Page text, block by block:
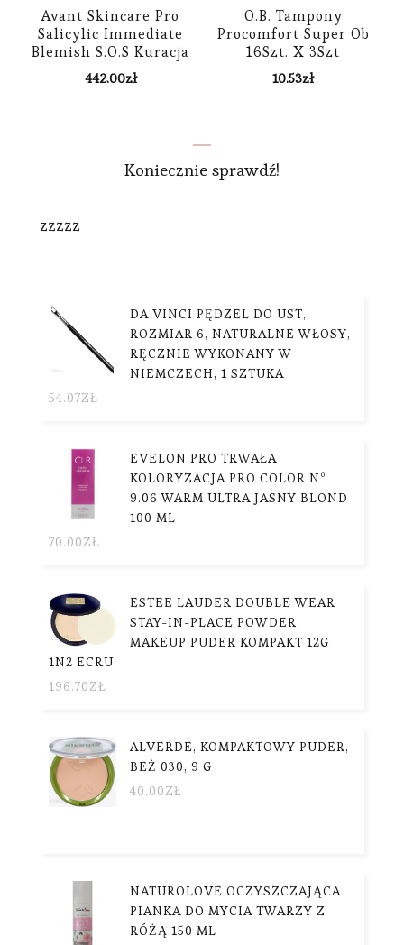
Avant Skincare Pro
Salicylic Immediate
Blemish S.O.S Kuracja
Przebarwień Serum
Nawilżające 15 ml
442.00zł
O.B. Tampony
Procomfort Super Ob
16Szt. X 3Szt
10.53zł
Koniecznie sprawdź!
zzzzz
DA VINCI PĘDZEL DO UST,
ROZMIAR 6, NATURALNE WŁOSY,
RĘCZNIE WYKONANY W
NIEMCZECH, 1 SZTUKA
54.07ZŁ
EVELON PRO TRWAŁA
KOLORYZACJA PRO COLOR Nº
9.06 WARM ULTRA JASNY BLOND
100 ML
70.00ZŁ
ESTEE LAUDER DOUBLE WEAR
STAY-IN-PLACE POWDER
MAKEUP PUDER KOMPAKT 12G
1N2 ECRU
196.70ZŁ
ALVERDE, KOMPAKTOWY PUDER,
BEŻ 030, 9 G
40.00ZŁ
NATUROLOVE OCZYSZCZAJĄCA
PIANKA DO MYCIA TWARZY Z
RÓŻĄ 150 ML